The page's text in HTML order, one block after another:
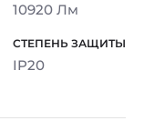
10920 Лм
IP20